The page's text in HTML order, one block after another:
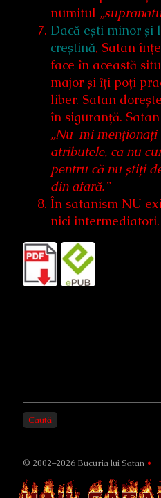
numitul
Dacă ești minor
creștină, Satan
face în această
major și îți poți
liber. Satan
în siguranță.
„Nu-mi menționați
atributele, ca nu
pentru că nu știți
din afară.”
În satanism NU
nici intermediatori.
Primary
Sidebar
Caută
© 2002–2026 Bucuria lui Satan •
Page